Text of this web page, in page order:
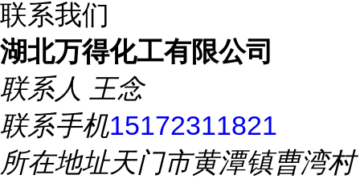
联系我们
湖北万得化工有限公司
联系人 王念
联系手机15172311821
所在地址天门市黄潭镇曹湾村